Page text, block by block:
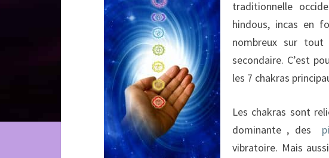
traditionnelle
hindous, incas en
nombreux sur
secondaire. C’est
les 7 chakras
Les chakras sont
dominante , des
vibratoire. Mais